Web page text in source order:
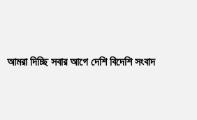
আমরা দিচ্ছি সবার আগে দেশি বিদেশি সংবাদ